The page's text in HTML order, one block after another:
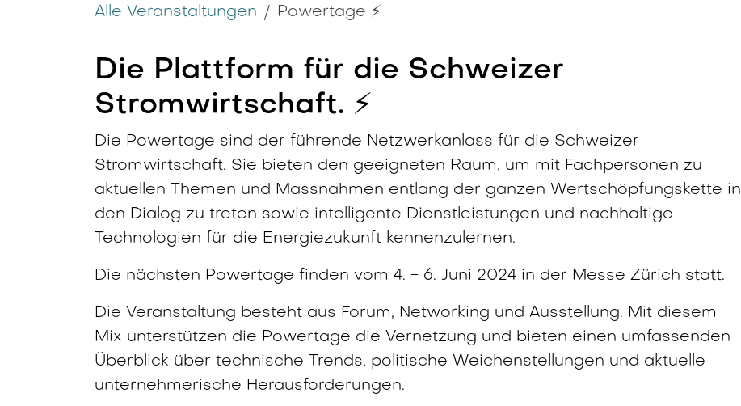
Alle Veranstaltungen Powertage ⚡️
Die Plattform für die Schweizer
Stromwirtschaft. ⚡️
Die Powertage sind der führende Netzwerkanlass für die Schweizer
Stromwirtschaft. Sie bieten den geeigneten Raum, um mit Fachpersonen zu
aktuellen Themen und Massnahmen entlang der ganzen Wertschöpfungskette in
den Dialog zu treten sowie intelligente Dienstleistungen und nachhaltige
Technologien für die Energiezukunft kennenzulernen.
Die nächsten Powertage finden vom 4. - 6. Juni 2024 in der Messe Zürich statt.
Die Veranstaltung besteht aus Forum, Networking und Ausstellung. Mit diesem
Mix unterstützen die Powertage die Vernetzung und bieten einen umfassenden
Überblick über technische Trends, politische Weichenstellungen und aktuelle
unternehmerische Herausforderungen.